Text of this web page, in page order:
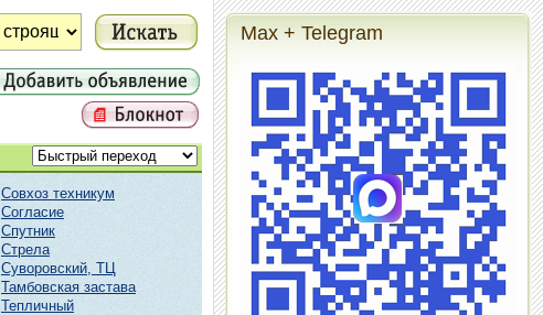
Совхоз техникум
Согласие
Спутник
Стрела
Суворовский, ТЦ
Тамбовская застава
Тепличный
Max + Telegram